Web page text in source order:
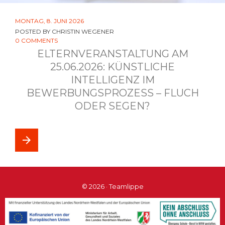
MONTAG, 8. JUNI 2026
POSTED BY CHRISTIN WEGENER
0 COMMENTS
ELTERNVERANSTALTUNG AM
25.06.2026: KÜNSTLICHE
INTELLIGENZ IM
BEWERBUNGSPROZESS – FLUCH
ODER SEGEN?
arrow_forward
© 2026 · Teamlippe